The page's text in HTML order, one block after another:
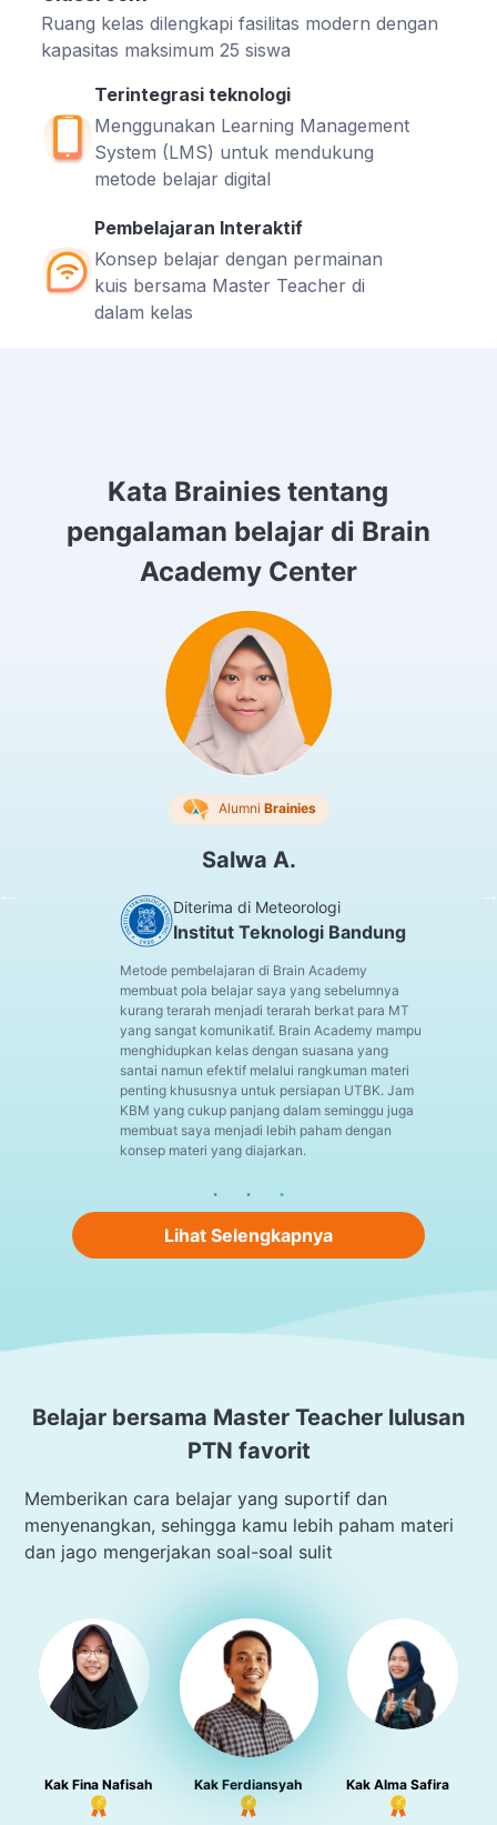
Ruang kelas dilengkapi fasilitas modern dengan
kapasitas maksimum 25 siswa
Terintegrasi teknologi
Menggunakan Learning Management
System (LMS) untuk mendukung
metode belajar digital
Pembelajaran Interaktif
Konsep belajar dengan permainan
kuis bersama Master Teacher di
dalam kelas
Kata Brainies tentang
pengalaman belajar di Brain
Academy Center
Alumni Brainies
Salwa A.
Diterima di Meteorologi
Institut Teknologi Bandung
Metode pembelajaran di Brain Academy
membuat pola belajar saya yang sebelumnya
kurang terarah menjadi terarah berkat para MT
yang sangat komunikatif. Brain Academy mampu
menghidupkan kelas dengan suasana yang
santai namun efektif melalui rangkuman materi
penting khususnya untuk persiapan UTBK. Jam
KBM yang cukup panjang dalam seminggu juga
membuat saya menjadi lebih paham dengan
konsep materi yang diajarkan.
Lihat Selengkapnya
Belajar bersama Master Teacher lulusan
PTN favorit
Memberikan cara belajar yang suportif dan
menyenangkan, sehingga kamu lebih paham materi
dan jago mengerjakan soal-soal sulit
Kak Fina Nafisah Kak Ferdiansyah Kak Alma Safira